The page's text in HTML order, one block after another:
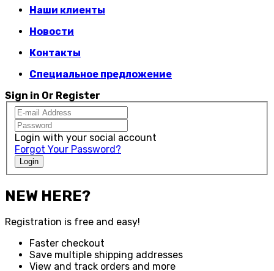
Наши клиенты
Новости
Контакты
Специальное предложение
Sign in Or Register
Login with your social account
Forgot Your Password?
Login
NEW HERE?
Registration is free and easy!
Faster checkout
Save multiple shipping addresses
View and track orders and more